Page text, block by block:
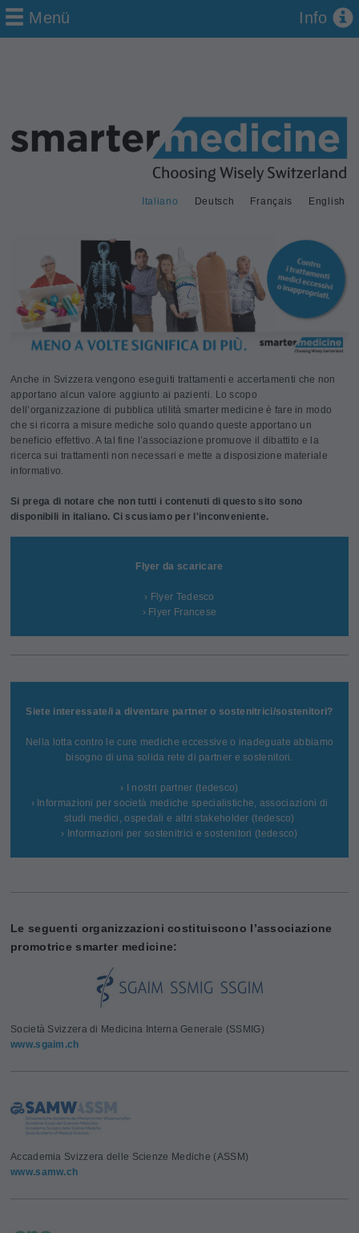
Deutsch Français
Italiano English
Menü Info
Anche in Svizzera vengono eseguiti trattamenti e accertamenti che non
apportano alcun valore aggiunto ai pazienti. Lo scopo
dell’organizzazione di pubblica utilità smarter medicine è fare in modo
che si ricorra a misure mediche solo quando queste apportano un
beneficio effettivo. A tal fine l’associazione promuove il dibattito e la
ricerca sui trattamenti non necessari e mette a disposizione materiale
informativo.
Si prega di notare che non tutti i contenuti di questo sito sono
disponibili in italiano. Ci scusiamo per l'inconveniente.
Flyer da scaricare
› Flyer Tedesco
› Flyer Francese
Siete interessate/i a diventare partner o sostenitrici/sostenitori?
Nella lotta contro le cure mediche eccessive o inadeguate abbiamo
bisogno di una solida rete di partner e sostenitori.
› I nostri partner (tedesco)
› Informazioni per società mediche specialistiche, associazioni di
studi medici, ospedali e altri stakeholder (tedesco)
› Informazioni per sostenitrici e sostenitori (tedesco)
Le seguenti organizzazioni costituiscono l’associazione
promotrice smarter medicine:
Società Svizzera di Medicina Interna Generale (SSMIG)
www.sgaim.ch
Accademia Svizzera delle Scienze Mediche (ASSM)
www.samw.ch